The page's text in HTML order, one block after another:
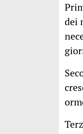
dei